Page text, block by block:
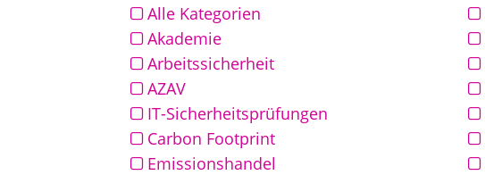
Alle Kategorien
Akademie
Arbeitssicherheit
AZAV
IT-Sicherheitsprüfungen
Carbon Footprint
Emissionshandel